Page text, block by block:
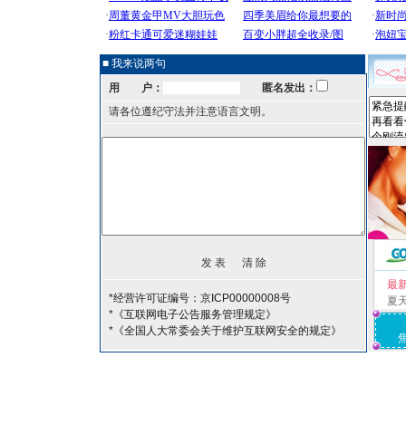
■ 我来说两句
用 户：
匿名发出：
请各位遵纪守法并注意语言文明。
*经营许可证编号：京ICP00000008号
*《互联网电子公告服务管理规定》
*《全国人大常委会关于维护互联网安全的规定》
最
夏